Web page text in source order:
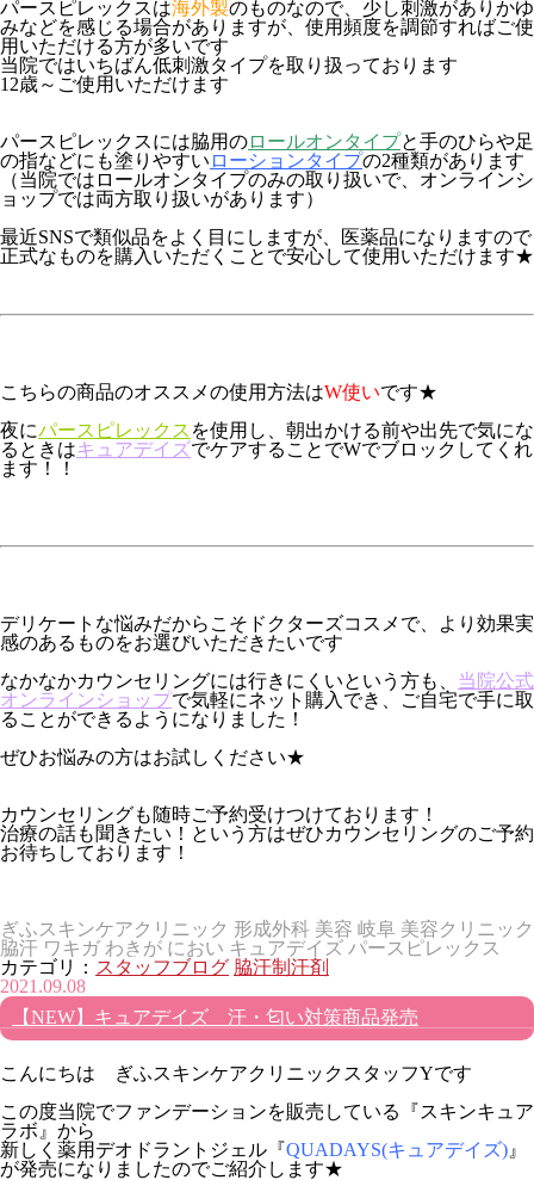
パースピレックスは海外製のものなので、少し刺激がありかゆ
みなどを感じる場合がありますが、使用頻度を調節すればご使
用いただける方が多いです
当院ではいちばん低刺激タイプを取り扱っております
12歳～ ご使用いただけます
パースピレックスには脇用のロールオンタイプと手のひらや足
の指などにも塗りやすい ローションタイプの2種類があります
（当院ではロールオンタイプのみの取り扱いで、オンラインシ
ョップでは両方取り扱いがあります）
最近SNSで類似品をよく目にしますが、医薬品になりますので
正式なものを購入いただくことで安心して使用いただけます★
こちらの商品のオススメの使用方法はW使いです★
夜にパースピレックス を使用し、朝出かける前や出先で気にな
るときはキュアデイズでケアすることでWでブロックしてくれ
ます！！
デリケートな悩みだからこそドクターズコスメで、より効果実
感のあるものをお選びいただきたいです
なかなかカウンセリングには行きにくいという方も、 当院公式
オンラインショップで気軽にネット購入でき、ご自宅で手に取
ることができるようになりました！
ぜひお悩みの方はお試しください★
カウンセリングも随時ご予約受けつけております！
治療の話も聞きたい！という方はぜひカウンセリングのご予約
お待ちしております！
ぎふスキンケアクリニック 形成外科 美容 岐阜 美容クリニック
脇汗 ワキガ わきが におい キュアデイズ パースピレックス
カテゴリ： スタッフブログ 脇汗制汗剤
2021.09.08
【NEW】キュアデイズ 汗・匂い対策商品発売
こんにちは ぎふスキンケアクリニックスタッフYです
この度当院でファンデーションを販売している『スキンキュア
ラボ 』から
新しく薬用デオドラントジェル『QUADAYS(キュアデイズ) 』
が発売になりましたのでご紹介します★